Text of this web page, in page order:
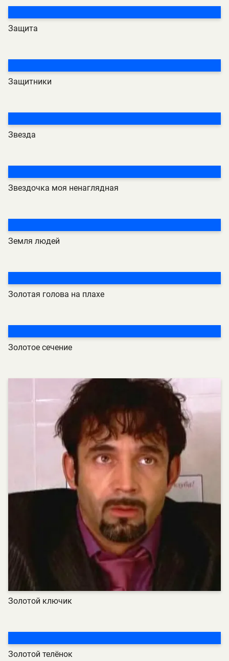
Защита
Защитники
Звезда
Звездочка моя ненаглядная
Земля людей
Золотая голова на плахе
Золотое сечение
Золотой ключик
Золотой телёнок